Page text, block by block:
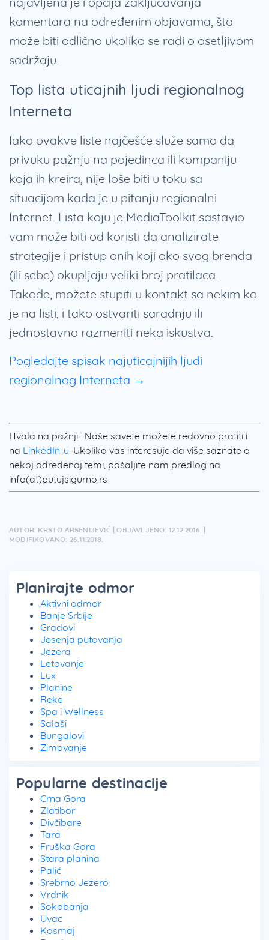
komentara na određenim objavama, što
može biti odlično ukoliko se radi o osetljivom
sadržaju.
Top lista uticajnih ljudi regionalnog
Interneta
Iako ovakve liste najčešće služe samo da
privuku pažnju na pojedinca ili kompaniju
koja ih kreira, nije loše biti u toku sa
situacijom kada je u pitanju regionalni
Internet. Lista koju je MediaToolkit sastavio
vam može biti od koristi da analizirate
strategije i pristup onih koji oko svog brenda
(ili sebe) okupljaju veliki broj pratilaca.
Takođe, možete stupiti u kontakt sa nekim ko
je na listi, i tako ostvariti saradnju ili
jednostavno razmeniti neka iskustva.
Pogledajte spisak najuticajnijih ljudi
regionalnog Interneta →
Hvala na pažnji. Naše savete možete redovno pratiti i
na LinkedIn-u. Ukoliko vas interesuje da više saznate o
nekoj određenoj temi, pošaljite nam predlog na
info(at)putujsigurno.rs
AUTOR: KRSTO ARSENIJEVIĆ | OBJAVLJENO: 12.12.2016. |
MODIFIKOVANO: 26.11.2018.
Planirajte odmor
Aktivni odmor
Banje Srbije
Gradovi
Jesenja putovanja
Jezera
Letovanje
Lux
Planine
Reke
Spa i Wellness
Salaši
Bungalovi
Zimovanje
Popularne destinacije
Crna Gora
Zlatibor
Divčibare
Tara
Fruška Gora
Stara planina
Palić
Srebrno Jezero
Vrdnik
Sokobanja
Uvac
Kosmaj